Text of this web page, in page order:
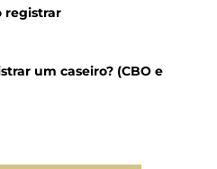
registrar
um caseiro? (CBO e